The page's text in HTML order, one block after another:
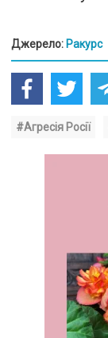
Джерело: Ракурс
#Агресія Росії